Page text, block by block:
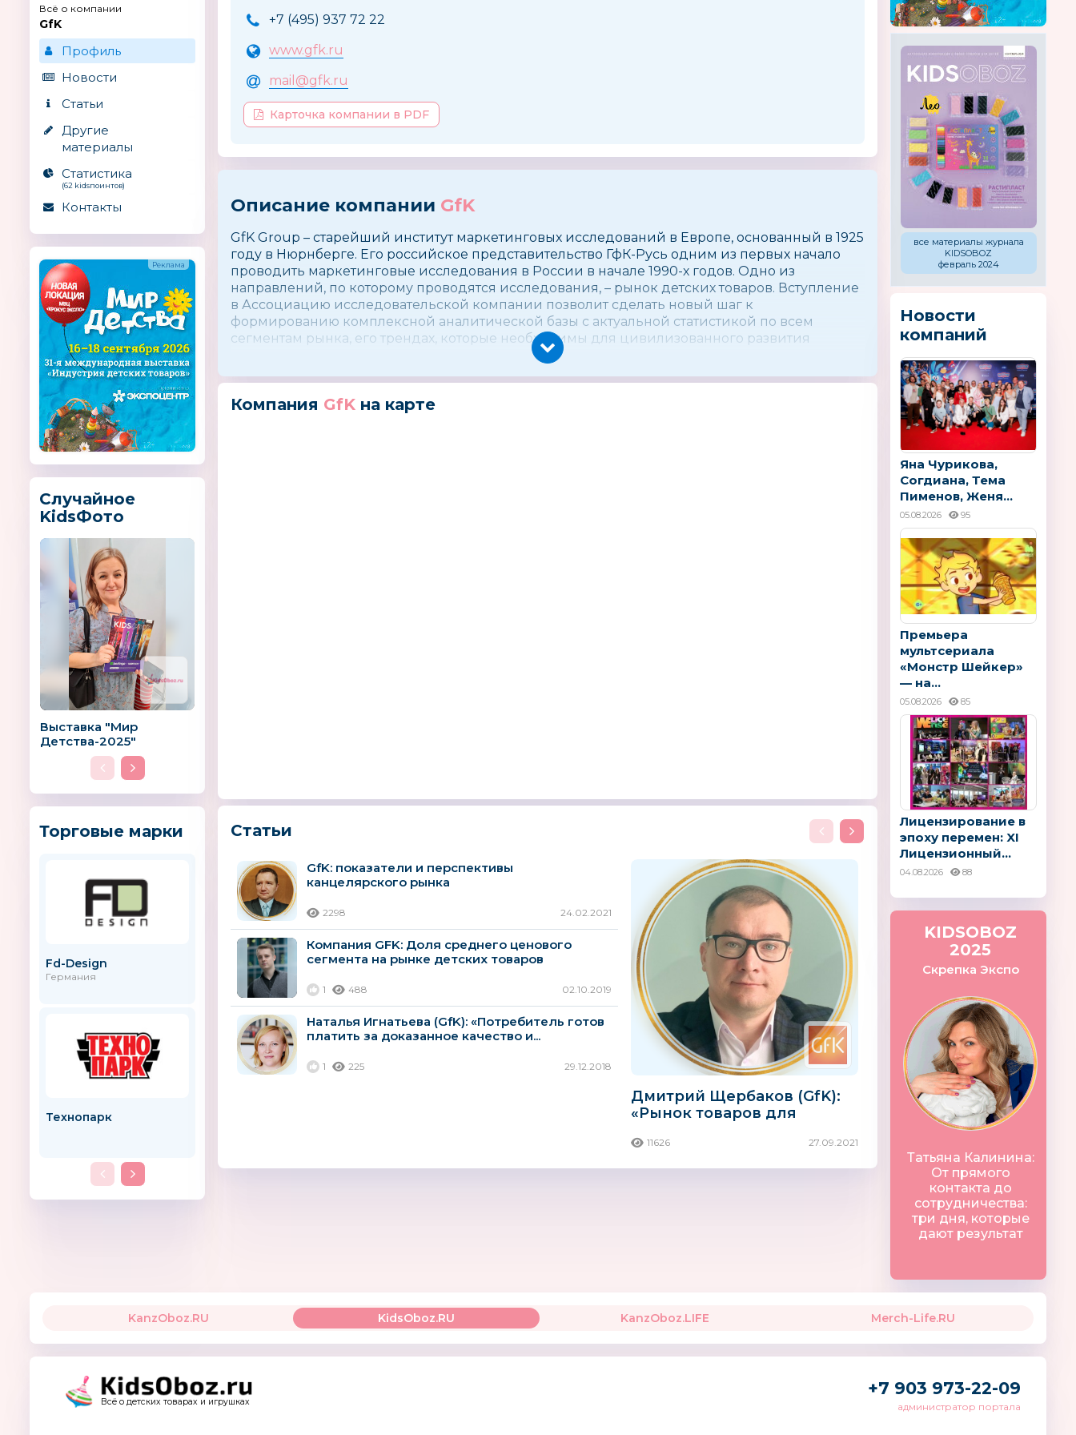
Всё о компании
GfK
Профиль
Новости
Статьи
Другие
материалы
Статистика
(62 kidsпоинтов)
Контакты
Случайное
KidsФото
Выставка "Мир
Детства-2025"
Торговые марки
Fd-Design
Германия
Технопарк
Oxford STAEDTLER HONGSIDA
Tutis
Научные развлечения Color Kit
Китай
PLAYSMART
+7 (495) 937 72 22
www.gfk.ru
mail@gfk.ru
Карточка компании в PDF
Описание компании GfK
GfK Group – старейший институт маркетинговых исследований в Европе, основанный в 1925
году в Нюрнберге. Его российское представительство ГфК-Русь одним из первых начало
проводить маркетинговые исследования в России в начале 1990-х годов. Одно из
направлений, по которому проводятся исследования, – рынок детских товаров. Вступление
в Ассоциацию исследовательской компании позволит сделать новый шаг к
формированию комплексной аналитической базы с актуальной статистикой по всем
сегментам рынка, его трендах, которые необходимы для цивилизованного развития
Компания GfK на карте
Статьи
GfK: показатели и перспективы
канцелярского рынка
2298 24.02.2021
Компания GFK: Доля среднего ценового
сегмента на рынке детских товаров
1 488 02.10.2019
Наталья Игнатьева (GfK): «Потребитель готов
платить за доказанное качество и...
1 225 29.12.2018
Дмитрий Щербаков (GfK):
«Рынок товаров для
восстановился полностью»
11626 27.09.2021
все материалы журнала
KIDSOBOZ
февраль 2024
Новости
компаний
Яна Чурикова,
Согдиана, Тема
Пименов, Женя...
05.08.2026 95
Премьера
мультсериала
«Монстр Шейкер»
— на...
05.08.2026 85
Лицензирование в
эпоху перемен: XI
Лицензионный...
04.08.2026 88
KIDSOBOZ
2025
Скрепка Экспо
Татьяна Калинина:
От прямого
контакта до
сотрудничества:
три дня, которые
дают результат
KanzOboz.RU KidsOboz.RU KanzOboz.LIFE Merch-Life.RU
Всё о детских товарах и игрушках
+7 903 973-22-09
администратор портала